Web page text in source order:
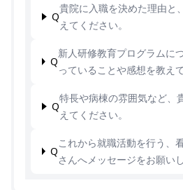
Q
貴院に入職を決めた理由と
えてください。
Q
新人研修教育プログラムに
っていることや感想を教え
Q
特長や病棟の雰囲気など、
えてください。
Q
これから就職活動を行う、
さんへメッセージをお願いし